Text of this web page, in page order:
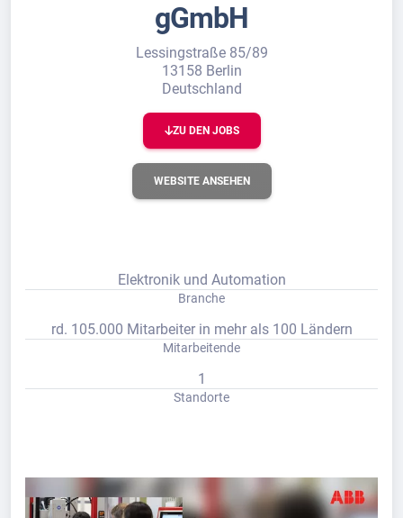
gGmbH
Lessingstraße 85/89
13158 Berlin
Deutschland
ZU DEN JOBS
WEBSITE ANSEHEN
Elektronik und Automation
Branche
rd. 105.000 Mitarbeiter in mehr als 100 Ländern
Mitarbeitende
1
Standorte